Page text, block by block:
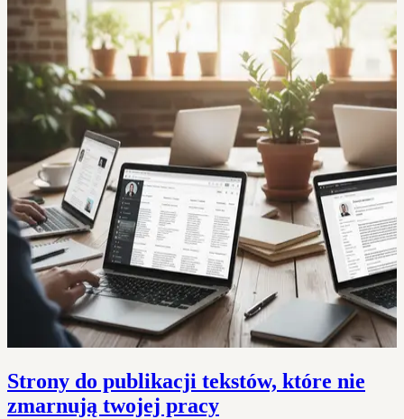
Strony do publikacji tekstów, które nie
zmarnują twojej pracy